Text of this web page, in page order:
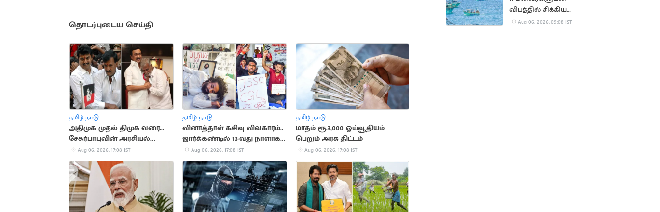
தொடர்புடைய செய்தி
தமிழ் நாடு
அதிமுக முதல் திமுக வரை...
சேகர்பாபுவின் அரசியல்
பயணம்
Aug 06, 2026, 17:08 IST
தமிழ் நாடு
வினாத்தாள் கசிவு விவகாரம்..
ஜார்க்கண்டில் 13-வது நாளாக
மாணவர்கள் உண்ணாவிரதம்
Aug 06, 2026, 17:08 IST
தமிழ் நாடு
மாதம் ரூ.3,000 ஓய்வூதியம்
பெறும் அரசு திட்டம்
Aug 06, 2026, 17:08 IST
விபத்தில் சிக்கிய
இந்திய மீனவர்களின்
Aug 06, 2026, 09:08 IST